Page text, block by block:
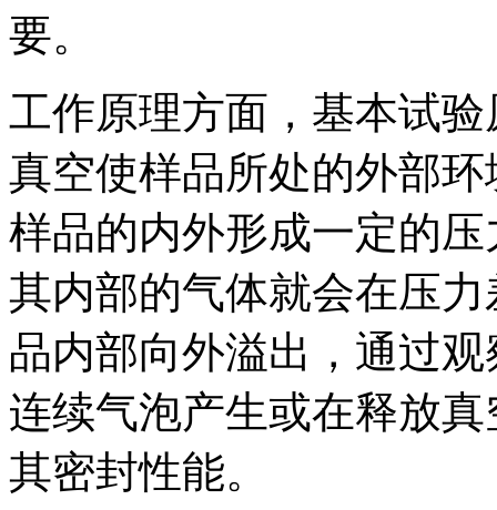
要。
工作原理方面，基本试
真空使样品所处的外部
样品的内外形成一定的
其内部的气体就会在压
品内部向外溢出，通过
连续气泡产生或在释放
其密封性能。